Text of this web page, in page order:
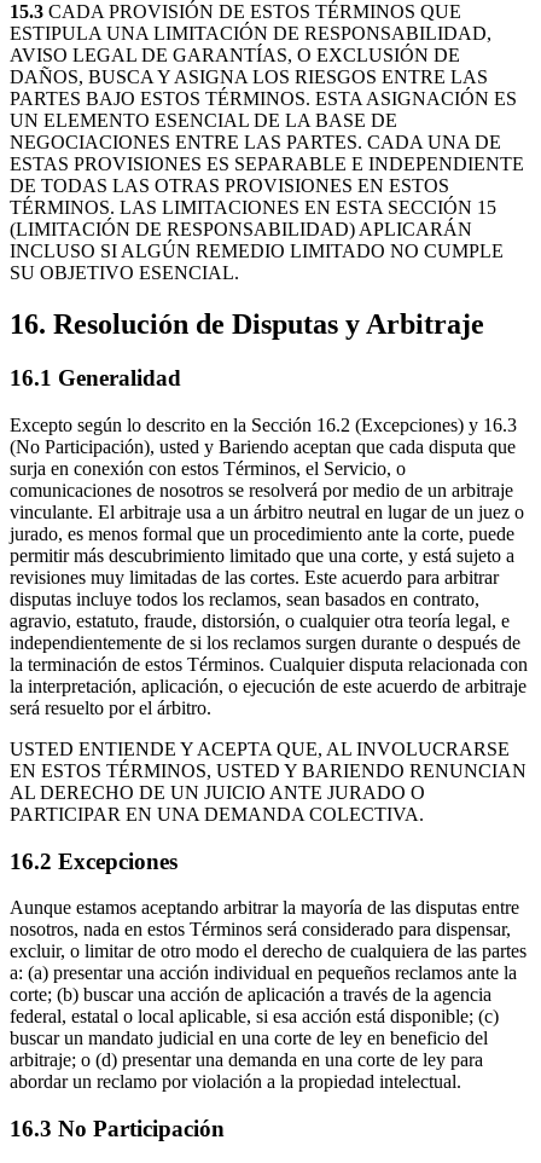
15.3 CADA PROVISIÓN DE ESTOS TÉRMINOS QUE
ESTIPULA UNA LIMITACIÓN DE RESPONSABILIDAD,
AVISO LEGAL DE GARANTÍAS, O EXCLUSIÓN DE
DAÑOS, BUSCA Y ASIGNA LOS RIESGOS ENTRE LAS
PARTES BAJO ESTOS TÉRMINOS. ESTA ASIGNACIÓN ES
UN ELEMENTO ESENCIAL DE LA BASE DE
NEGOCIACIONES ENTRE LAS PARTES. CADA UNA DE
ESTAS PROVISIONES ES SEPARABLE E INDEPENDIENTE
DE TODAS LAS OTRAS PROVISIONES EN ESTOS
TÉRMINOS. LAS LIMITACIONES EN ESTA SECCIÓN 15
(LIMITACIÓN DE RESPONSABILIDAD) APLICARÁN
INCLUSO SI ALGÚN REMEDIO LIMITADO NO CUMPLE
SU OBJETIVO ESENCIAL.
16. Resolución de Disputas y Arbitraje
16.1 Generalidad
Excepto según lo descrito en la Sección 16.2 (Excepciones) y 16.3
(No Participación), usted y Bariendo aceptan que cada disputa que
surja en conexión con estos Términos, el Servicio, o
comunicaciones de nosotros se resolverá por medio de un arbitraje
vinculante. El arbitraje usa a un árbitro neutral en lugar de un juez o
jurado, es menos formal que un procedimiento ante la corte, puede
permitir más descubrimiento limitado que una corte, y está sujeto a
revisiones muy limitadas de las cortes. Este acuerdo para arbitrar
disputas incluye todos los reclamos, sean basados en contrato,
agravio, estatuto, fraude, distorsión, o cualquier otra teoría legal, e
independientemente de si los reclamos surgen durante o después de
la terminación de estos Términos. Cualquier disputa relacionada con
la interpretación, aplicación, o ejecución de este acuerdo de arbitraje
será resuelto por el árbitro.
USTED ENTIENDE Y ACEPTA QUE, AL INVOLUCRARSE
EN ESTOS TÉRMINOS, USTED Y BARIENDO RENUNCIAN
AL DERECHO DE UN JUICIO ANTE JURADO O
PARTICIPAR EN UNA DEMANDA COLECTIVA.
16.2 Excepciones
Aunque estamos aceptando arbitrar la mayoría de las disputas entre
nosotros, nada en estos Términos será considerado para dispensar,
excluir, o limitar de otro modo el derecho de cualquiera de las partes
a: (a) presentar una acción individual en pequeños reclamos ante la
corte; (b) buscar una acción de aplicación a través de la agencia
federal, estatal o local aplicable, si esa acción está disponible; (c)
buscar un mandato judicial en una corte de ley en beneficio del
arbitraje; o (d) presentar una demanda en una corte de ley para
abordar un reclamo por violación a la propiedad intelectual.
16.3 No Participación